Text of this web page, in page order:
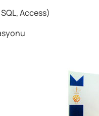
Access)